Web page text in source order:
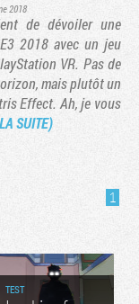
2018
de dévoiler une
2018 avec un jeu
VR. Pas de
mais plutôt un
Effect. Ah, je vous
SUITE)
1
TEST